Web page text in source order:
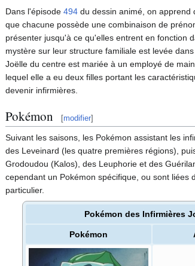
Dans l'épisode 494 du dessin animé, on apprend
que chacune possède une combinaison de
présenter jusqu'à ce qu'elles entrent en fonction
mystère sur leur structure familiale est levée
Joëlle du centre est mariée à un employé de
lequel elle a eu deux filles portant les
devenir infirmières.
Pokémon [modifier]
Suivant les saisons, les Pokémon assistant les
des Leveinard (les quatre premières régions),
Grodoudou (Kalos), des Leuphorie et des
cependant un Pokémon spécifique, ou sont liées
particulier.
Pokémon des Infirmières
Pokémon